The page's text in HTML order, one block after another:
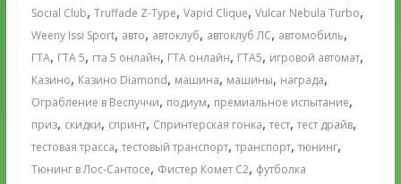
Social Club, Truffade Z-Type, Vapid Clique, Vulcar Nebula Turbo,
Weeny Issi Sport, авто, автоклуб, автоклуб ЛС, автомобиль,
ГТА, ГТА 5, гта 5 онлайн, ГТА онлайн, ГТА5, игровой автомат,
Казино, Казино Diamond, машина, машины, награда,
Ограбление в Веспуччи, подиум, премиальное испытание,
приз, скидки, спринт, Спринтерская гонка, тест, тест драйв,
тестовая трасса, тестовый транспорт, транспорт, тюнинг,
Тюнинг в Лос-Сантосе, Фистер Комет С2, футболка